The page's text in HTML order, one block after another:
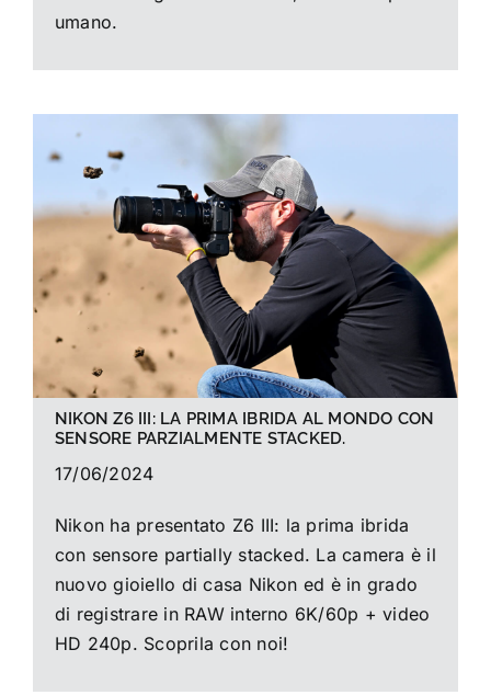
umano.
NIKON Z6 III: LA PRIMA IBRIDA AL MONDO CON
SENSORE PARZIALMENTE STACKED.
17/06/2024
Nikon ha presentato Z6 III: la prima ibrida
con sensore partially stacked. La camera è il
nuovo gioiello di casa Nikon ed è in grado
di registrare in RAW interno 6K/60p + video
HD 240p. Scoprila con noi!